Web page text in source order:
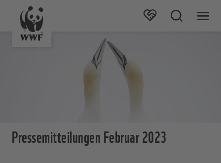
Pressemitteilungen Februar 2023